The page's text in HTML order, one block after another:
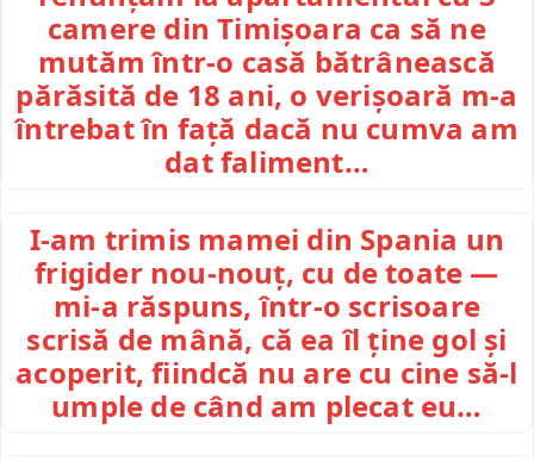
camere din Timișoara ca să ne
mutăm într-o casă bătrânească
părăsită de 18 ani, o verișoară m-a
întrebat în față dacă nu cumva am
dat faliment…
I-am trimis mamei din Spania un
frigider nou-nouț, cu de toate —
mi-a răspuns, într-o scrisoare
scrisă de mână, că ea îl ține gol și
acoperit, fiindcă nu are cu cine să-l
umple de când am plecat eu…